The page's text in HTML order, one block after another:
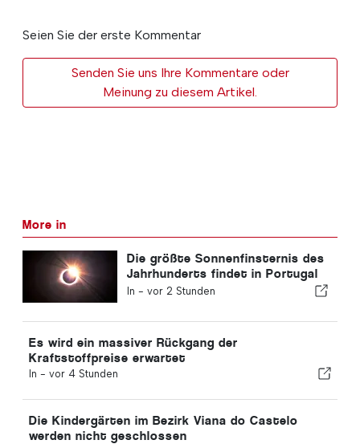
Seien Sie der erste Kommentar
Senden Sie uns Ihre Kommentare oder
Meinung zu diesem Artikel.
More in
Die größte Sonnenfinsternis des
Jahrhunderts findet in Portugal
statt
In - vor 2 Stunden
Es wird ein massiver Rückgang der
Kraftstoffpreise erwartet
In - vor 4 Stunden
Die Kindergärten im Bezirk Viana do Castelo
werden nicht geschlossen